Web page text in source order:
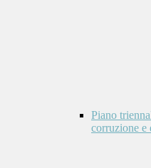
Piano
corruzione e